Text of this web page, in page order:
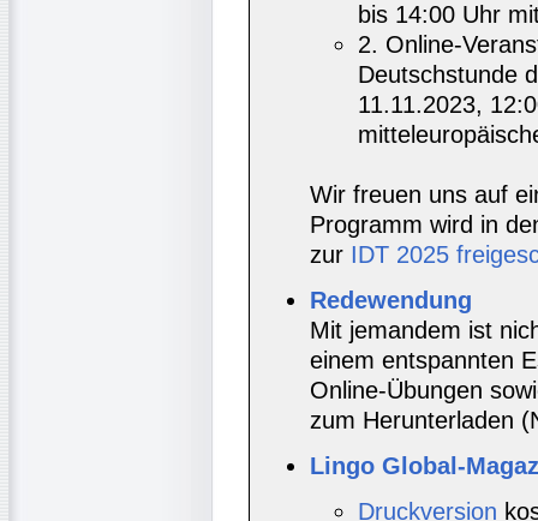
bis 14:00 Uhr
2. Online-
Deutschstunde
11.11.2023,
Wir freuen uns auf
Programm wird in
zur IDT 2025
Redewendung
Mit jemandem ist
einem entspannten
Online-Übungen
zum Herunterladen
Lingo Global-
Druckversion